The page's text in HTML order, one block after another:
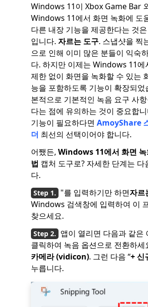
Windows 11이 Xbox Game Bar
Windows 11에서 화면 녹화에 도
다른 내장 기능을 제공한다는 것
입니다. 자르는 도구. 스냅샷을 찍
으로 인해 이미 많은 분들이 익숙
다. 하지만 이제는 Windows 11에
제한 없이 화면을 녹화할 수 있는
능을 포함하도록 기능이 확장되었
본적으로 기본적인 녹음 요구 사
다는 점에 유의하는 것이 중요합
기능이 필요하다면 AmoyShare
더 최선의 선택이어야 합니다.
어쨌든, Windows 11에서 화면 녹
법 캡처 도구로? 자세한 단계는 다
다.
"를 입력하기만 하면자르
Windows 검색창에 입력하여 이
찾으세요.
앱이 열리면 다음과 같은
클릭하여 녹음 옵션으로 전환하세
카메라 (vidicon). 그런 다음 “+ 신
누릅니다.